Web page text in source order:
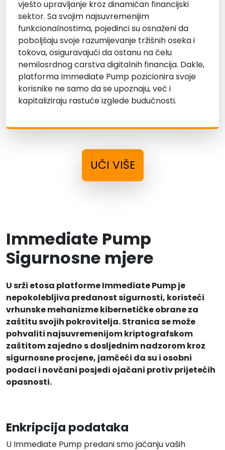
vješto upravljanje kroz dinamičan financijski
sektor. Sa svojim najsuvremenijim
funkcionalnostima, pojedinci su osnaženi da
poboljšaju svoje razumijevanje tržišnih oseka i
tokova, osiguravajući da ostanu na čelu
nemilosrdnog carstva digitalnih financija. Dakle,
platforma Immediate Pump pozicionira svoje
korisnike ne samo da se upoznaju, već i
kapitaliziraju rastuće izglede budućnosti.
UČI VIŠE
Immediate Pump
Sigurnosne mjere
U srži etosa platforme Immediate Pump je
nepokolebljiva predanost sigurnosti, koristeći
vrhunske mehanizme kibernetičke obrane za
zaštitu svojih pokrovitelja. Stranica se može
pohvaliti najsuvremenijom kriptografskom
zaštitom zajedno s dosljednim nadzorom kroz
sigurnosne procjene, jamčeći da su i osobni
podaci i novčani posjedi ojačani protiv prijetećih
opasnosti.
Enkripcija podataka
U Immediate Pump predani smo jačanju vaših